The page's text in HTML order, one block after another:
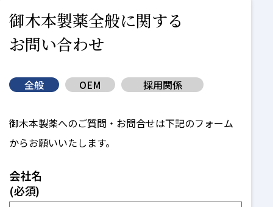
御木本製薬全般に関する
お問い合わせ
全般 OEM 採用関係
御木本製薬へのご質問・お問合せは下記のフォーム
からお願いいたします。
会社名
(必須)